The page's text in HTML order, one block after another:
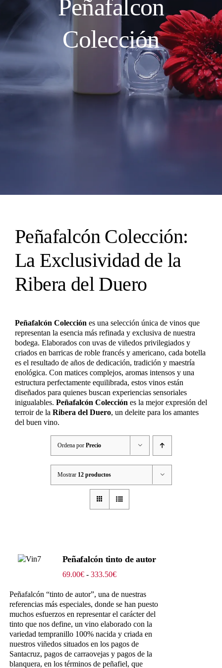
Peñafalcon
Colección
Peñafalcón Colección:
La Exclusividad de la
Ribera del Duero
Peñafalcón Colección es una selección única de vinos que
representan la esencia más refinada y exclusiva de nuestra
bodega. Elaborados con uvas de viñedos privilegiados y
criados en barricas de roble francés y americano, cada botella
es el resultado de años de dedicación, tradición y maestría
enológica. Con matices complejos, aromas intensos y una
estructura perfectamente equilibrada, estos vinos están
diseñados para quienes buscan experiencias sensoriales
inigualables. Peñafalcón Colección es la mejor expresión del
terroir de la Ribera del Duero, un deleite para los amantes
del buen vino.
Ordena por Precio
Mostrar 12 productos
Peñafalcón tinto de autor
69.00€ - 333.50€Rango
precios:
desde
69.00€
hasta
333.50€
Peñafalcón “tinto de autor”, una de nuestras
referencias más especiales, donde se han puesto
muchos esfuerzos en representar el carácter del
tinto que nos define, un vino elaborado con la
variedad tempranillo 100% nacida y criada en
nuestros viñedos situados en los pagos de
Santacruz, pagos de carraovejas y pagos de la
blanquera, en los términos de peñafiel, que